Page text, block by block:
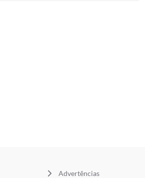
Advertências